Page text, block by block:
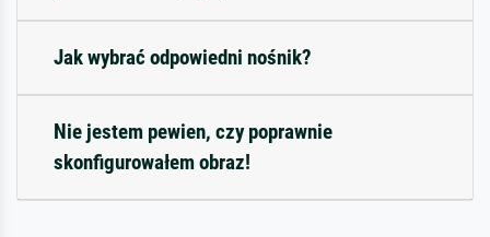
Jak wybrać odpowiedni nośnik?
Nie jestem pewien, czy poprawnie
skonfigurowałem obraz!